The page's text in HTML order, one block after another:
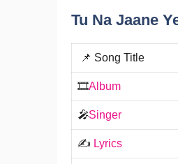
Tu Na Jaane
📌 Song Title
🎞️Album
🎤Singer
✍️ Lyrics